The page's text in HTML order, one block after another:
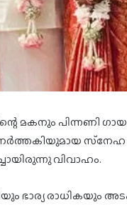
മകനും പിന്നണി
വിവാഹം.
രാധികയും